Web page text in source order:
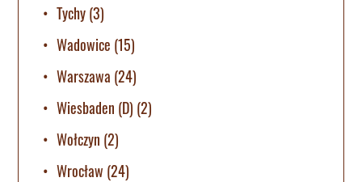
Tychy(3)
Wadowice (15)
Warszawa (24)
Wiesbaden (D) (2)
Wołczyn (2)
Wrocław (24)